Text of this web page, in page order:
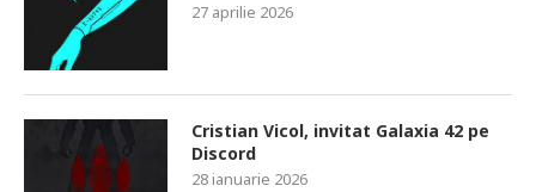
27 aprilie 2026
Cristian Vicol, invitat Galaxia 42 pe
Discord
28 ianuarie 2026